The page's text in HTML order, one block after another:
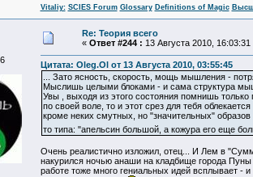
Vitaliy: SCIES Forum Glossary Definitions of Magic
Re: Теория всего
« Ответ #244 : 13 Августа 2010, 16:03:31
Цитата: Oleg.Ol от 13 Августа 2010, 03:55:45
... Зато ясность, скорость, мощь мышления -
Мыслишь целыми блоками - и сама структура
Увы , выходя из этого состояния помнишь
по своей воле, то и этот срез для тебя
кроме неких смутных, но "значительных"
то типа: "апельсин большой, а кожура его еще
Очень реалистично изложил, отец... И Лем в
накурился ночью анаши на кладбище города
работе тоже много гениальных идей всплывает -